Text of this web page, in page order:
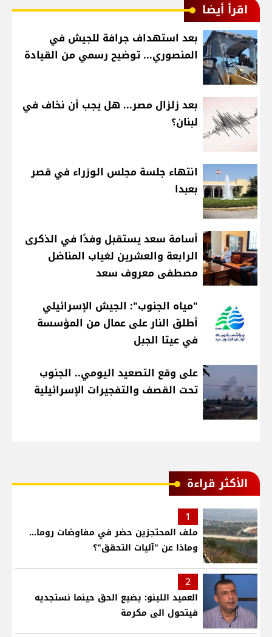
اقرأ أيضا
بعد استهداف جرافة للجيش في
المنصوري... توضيح رسمي من القيادة
بعد زلزال مصر... هل يجب أن نخاف في
لبنان؟
انتهاء جلسة مجلس الوزراء في قصر
بعبدا
أسامة سعد يستقبل وفدًا في الذكرى
الرابعة والعشرين لغياب المناضل
مصطفى معروف سعد
"مياه الجنوب": الجيش الإسرائيلي
أطلق النار على عمال من المؤسسة
في عيتا الجبل
على وقع التصعيد اليومي.. الجنوب
تحت القصف والتفجيرات الإسرائيلية
الأكثر قراءة
1
ملف المحتجزين حضر في مفاوضات روما...
وماذا عن "آليات التحقق"؟
2
العميد اللينو: يضيع الحق حينما نستجديه
فيتحول الى مكرمة